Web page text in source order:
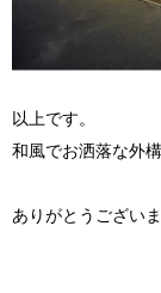
以上です。
和風でお洒落な外
ありがとうございま